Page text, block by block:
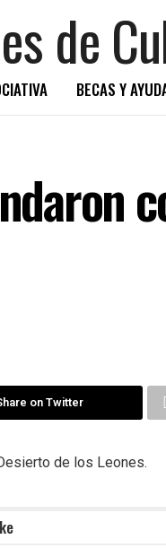
BECAS Y
on Twitter
de los Leones.